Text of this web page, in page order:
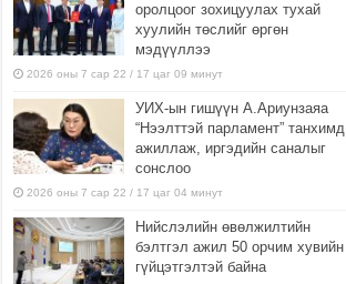
оролцоог зохицуулах тухай
хуулийн төслийг өргөн
мэдүүллээ
2026 оны 7 сар 22 / 17 цаг 09 минут
УИХ-ын гишүүн А.Ариунзаяа
“Нээлттэй парламент” танхимд
ажиллаж, иргэдийн саналыг
сонслоо
2026 оны 7 сар 22 / 17 цаг 04 минут
Нийслэлийн өвөлжилтийн
бэлтгэл ажил 50 орчим хувийн
гүйцэтгэлтэй байна